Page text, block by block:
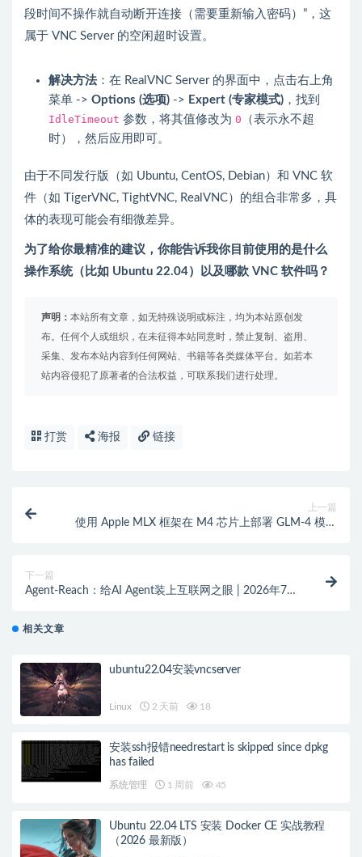
段时间不操作就自动断开连接（需要重新输入密码）”，这
属于 VNC Server 的空闲超时设置。
解决方法：在 RealVNC Server 的界面中，点击右上角
菜单 -> Options (选项) -> Expert (专家模式) ，找到
IdleTimeout 参数，将其值修改为 0 （表示永不超
时），然后应用即可。
由于不同发行版（如 Ubuntu, CentOS, Debian）和 VNC 软
件（如 TigerVNC, TightVNC, RealVNC）的组合非常多，具
体的表现可能会有细微差异。
为了给你最精准的建议，你能告诉我你目前使用的是什么
操作系统（比如 Ubuntu 22.04）以及哪款 VNC 软件吗？
声明： 本站所有文章，如无特殊说明或标注，均为本站原创发
布。任何个人或组织，在未征得本站同意时，禁止复制、盗用、
采集、发布本站内容到任何网站、书籍等各类媒体平台。如若本
站内容侵犯了原著者的合法权益，可联系我们进行处理。
打赏 海报 链接
上一篇
使用 Apple MLX 框架在 M4 芯片上部署 GLM-4 模型
下一篇
Agent-Reach：给AI Agent装上互联网之眼 | 2026年7月
相关文章
ubuntu22.04安装vncserver
Linux 2 天前 18
安装ssh报错needrestart is skipped since dpkg
has failed
系统管理 1 周前 45
Ubuntu 22.04 LTS 安装 Docker CE 实战教程
（2026 最新版）